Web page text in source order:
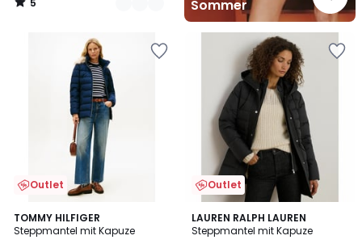
5
/
Sommer
Outlet
TOMMY HILFIGER
Steppmantel mit Kapuze
5
/
2
Farben
Outlet
LAUREN RALPH LAUREN
Steppmantel mit Kapuze